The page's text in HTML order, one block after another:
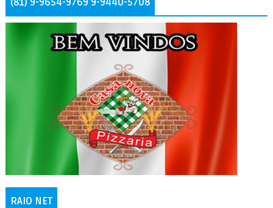
(81) 9-9654-9769 9-9440-5708
RAIO NET